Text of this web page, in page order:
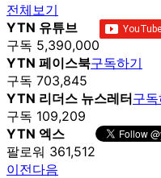
전체보기
YTN 유튜브
구독 5,390,000
YTN 페이스북
구독 703,845
구독하기
YTN 리더스 뉴스레터
구독 109,209
구
YTN 엑스
팔로워 361,512
이전다음